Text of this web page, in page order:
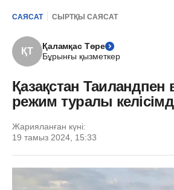
САЯСАТ СЫРТҚЫ САЯСАТ
ҚТ
Қаламқас Төре
Бұрынғы қызметкер
Қазақстан Таиландпен
режим туралы келісімді
Жарияланған күні:
19 тамыз 2024, 15:33